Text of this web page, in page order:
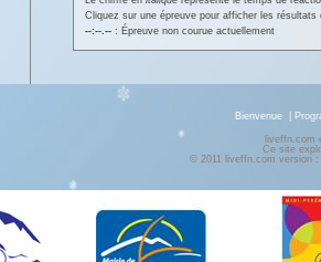
Cliquez sur une épreuve pour afficher les résultats
--:--.--: Épreuve non courue actuellement
Bienvenue
liveffn.com
Ce site
© 2011 liveffn.com version